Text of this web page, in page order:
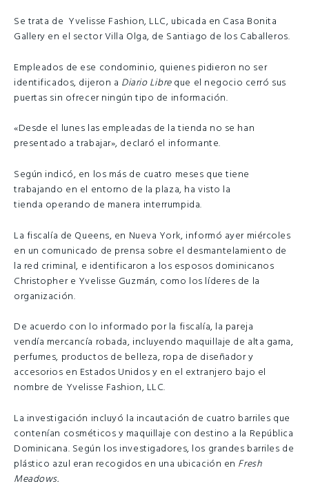
Se trata de Yvelisse Fashion, LLC, ubicada en Casa Bonita
Gallery en el sector Villa Olga, de Santiago de los Caballeros.
Empleados de ese condominio, quienes pidieron no ser
identificados, dijeron a Diario Libreque el negocio cerró sus
puertas sin ofrecer ningún tipo de información.
«Desde el lunes las empleadas de la tienda no se han
presentado a trabajar», declaró el informante.
Según indicó, en los más de cuatro meses que tiene
trabajando en el entorno de la plaza, ha visto la
tienda operando de manera interrumpida.
La fiscalía de Queens, en Nueva York, informó ayer miércoles
en un comunicado de prensa sobre el desmantelamiento de
la red criminal, e identificaron a los esposos dominicanos
Christopher e Yvelisse Guzmán, como los líderes de la
organización.
De acuerdo con lo informado por la fiscalía, la pareja
vendía mercancía robada, incluyendo maquillaje de alta gama,
perfumes, productos de belleza, ropa de diseñador y
accesorios en Estados Unidos y en el extranjero bajo el
nombre de Yvelisse Fashion, LLC.
La investigación incluyó la incautación de cuatro barriles que
contenían cosméticos y maquillaje con destino a la República
Dominicana. Según los investigadores, los grandes barriles de
plástico azul eran recogidos en una ubicación en Fresh
Meadows.